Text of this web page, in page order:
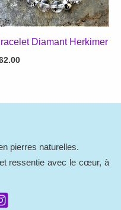
Diamant Herkimer
pierres naturelles.
ressentie avec le cœur, à